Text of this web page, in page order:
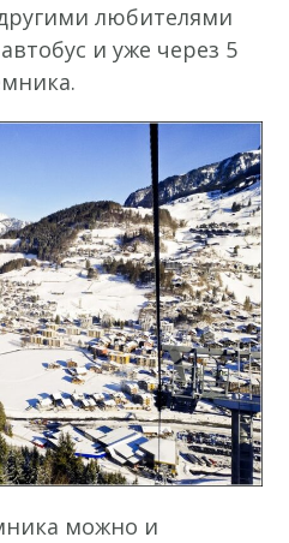
любителями
и уже через 5
можно и